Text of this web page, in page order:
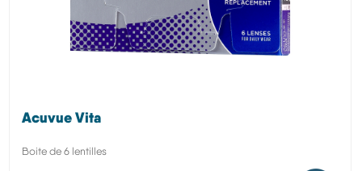
Acuvue Vita
Boite de 6 lentilles